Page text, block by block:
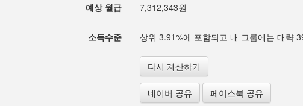
예상 월급 7,312,343원
소득수준 상위 3.91%에 포함되고 내 그룹에는 대략
다시 계산하기
네이버 공유 페이스북 공유